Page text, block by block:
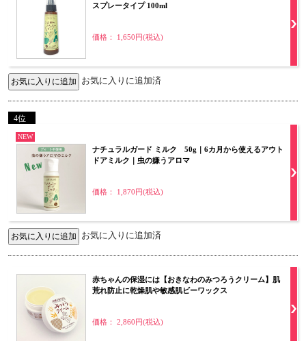
スプレータイプ 100ml
価格： 1,650円(税込)
お気に入りに追加済
4位
NEW
ナチュラルガード ミルク 50g｜6カ月から使えるアウト
ドアミルク｜虫の嫌うアロマ
価格： 1,870円(税込)
お気に入りに追加済
赤ちゃんの保湿には【おきなわのみつろうクリーム】肌
荒れ防止に乾燥肌や敏感肌ビーワックス
価格： 2,860円(税込)